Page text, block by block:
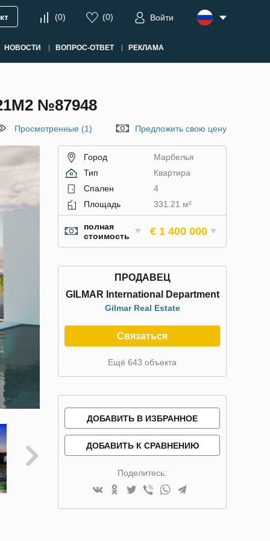
(0) (0) Войти
НОВОСТИ ВОПРОС-ОТВЕТ РЕКЛАМА
№87948
Просмотренные (1) Предложить свою цену
Город
Марбелья
Тип
Квартира
Спален
4
Площадь
331.21 м²
полная
стоимость
€ 1 400 000
ПРОДАВЕЦ
GILMAR International Department
Gilmar Real Estate
Связаться
Ещё 643 объекта
ДОБАВИТЬ В ИЗБРАННОЕ
ДОБАВИТЬ К СРАВНЕНИЮ
Поделитесь: